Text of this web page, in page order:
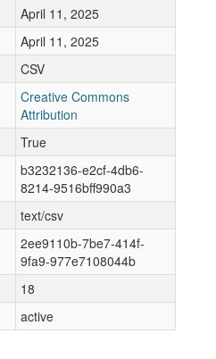
April 11, 2025
April 11, 2025
CSV
Creative Commons
Attribution
True
b3232136-e2cf-4db6-
8214-9516bff990a3
text/csv
2ee9110b-7be7-414f-
9fa9-977e7108044b
18
active